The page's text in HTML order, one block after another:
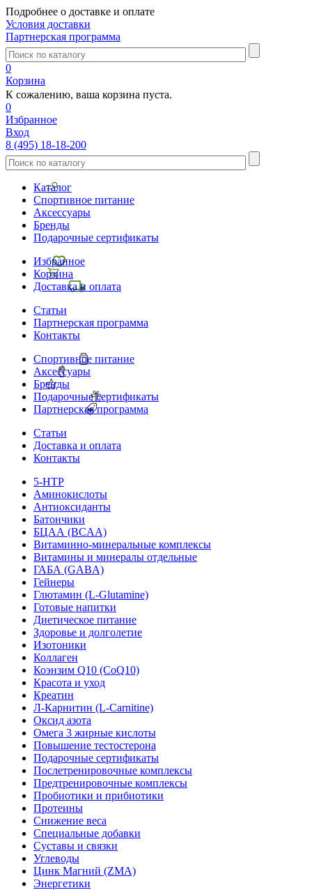
Подробнее о доставке и оплате
Условия доставки
Партнерская программа
0
Корзина
К сожалению, ваша корзина пуста.
0
Избранное
Вход
8 (495) 18-18-200
Каталог
Спортивное питание
Аксессуары
Бренды
Подарочные сертификаты
Избранное
Корзина
Доставка и оплата
Статьи
Партнерская программа
Контакты
Спортивное питание
Аксессуары
Бренды
Подарочные сертификаты
Партнерская программа
Статьи
Доставка и оплата
Контакты
5-HTP
Аминокислоты
Антиоксиданты
Батончики
БЦАА (BCAA)
Витаминно-минеральные комплексы
Витамины и минералы отдельные
ГАБА (GABA)
Гейнеры
Глютамин (L-Glutamine)
Готовые напитки
Диетическое питание
Здоровье и долголетие
Изотоники
Коллаген
Коэнзим Q10 (CoQ10)
Красота и уход
Креатин
Л-Карнитин (L-Сarnitine)
Оксид азота
Омега 3 жирные кислоты
Повышение тестостерона
Подарочные сертификаты
Послетренировочные комплексы
Предтренировочные комплексы
Пробиотики и прибиотики
Протеины
Снижение веса
Специальные добавки
Суставы и связки
Углеводы
Цинк Магний (ZMA)
Энергетики